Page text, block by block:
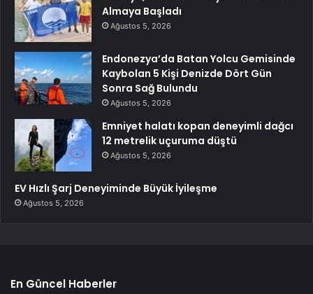
Almaya Başladı
Ağustos 5, 2026
Endonezya’da Batan Yolcu Gemisinde
Kaybolan 5 Kişi Denizde Dört Gün
Sonra Sağ Bulundu
Ağustos 5, 2026
Emniyet halatı kopan deneyimli dağcı
12 metrelik uçuruma düştü
Ağustos 5, 2026
EV Hızlı Şarj Deneyiminde Büyük İyileşme
Ağustos 5, 2026
En Güncel Haberler